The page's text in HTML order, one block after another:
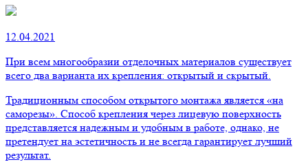
12.04.2021
При всем многообразии отделочных материалов существует
всего два варианта их крепления: открытый и скрытый.
Традиционным способом открытого монтажа является «на
саморезы». Способ крепления через лицевую поверхность
представляется надежным и удобным в работе, однако, не
претендует на эстетичность и не всегда гарантирует лучший
результат.